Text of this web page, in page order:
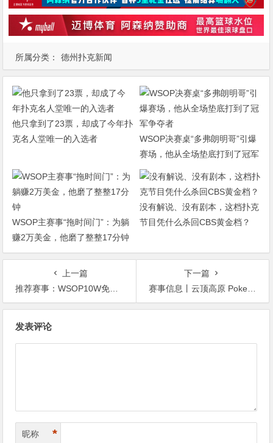
所属分类： 德州扑克新闻
他只拿到了23票，却成了今年扑
克名人堂唯一的入选者
WSOP决赛桌“多弗朗明哥”引爆
赛场，他从全场垫底打到了冠军
争夺者
WSOP主赛事“拖时间门”：为躺
赚2万美金，他磨了整整17分钟
没有解说、没有剧本，这档扑克
节目凭什么杀回CBS黄金档？
上一篇
推荐赛事：WSOP10W免费系统全自动ALLIN启动金赛
下一篇
赛事信息丨云顶高原 Poker Dream 11 马来西亚站的精彩活动（8月1日-12日）
发表评论
昵称 *